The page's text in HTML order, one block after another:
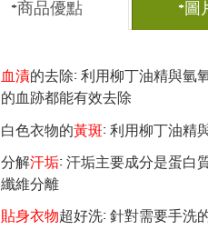
+商品優點 +圖
血漬的去除: 利用柳丁油精與氫
的血跡都能有效去除
白色衣物的黃斑: 利用柳丁油精
分解汗垢: 汗垢主要成分是蛋白
纖維分離
貼身衣物超好洗: 針對需要手洗